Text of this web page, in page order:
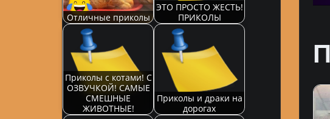
Отличные приколы
ЭТО ПРОСТО ЖЕСТЬ!
ПРИКОЛЫ
Приколы с котами! С
ОЗВУЧКОЙ! САМЫЕ
СМЕШНЫЕ
ЖИВОТНЫЕ!
Приколы и драки на
дорогах